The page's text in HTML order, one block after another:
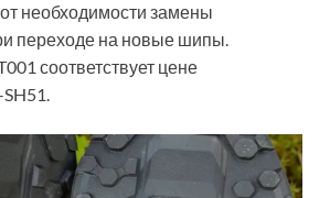
необходимости замены
переходе на новые шипы.
соответствует цене